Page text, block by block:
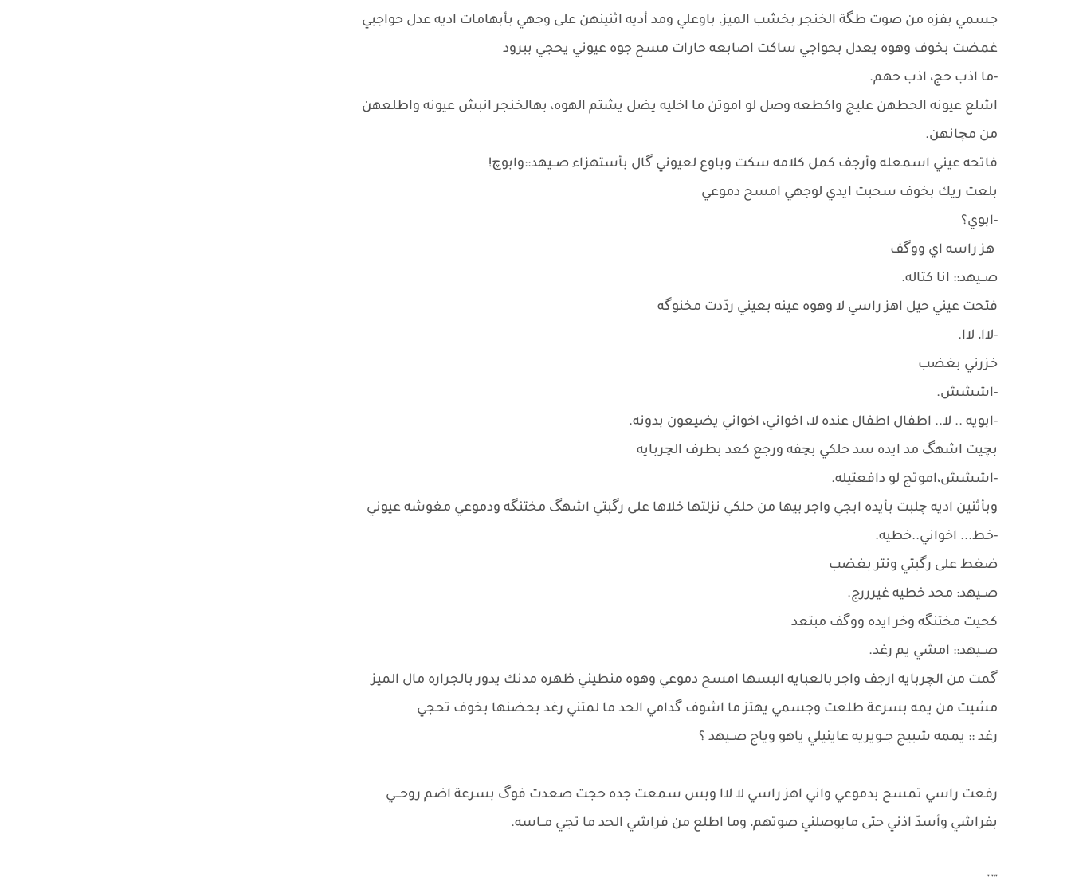
جسمي بفزه من صوت طگة الخنجر بخشب الميز، باوعلي ومد أديه اثنينهن على وجهي بأبهامات اديه عدل حواجبي
غمضت بخوف وهوه يعدل بحواجي ساكت اصابعه حارات مسح جوه عيوني يحجي ببرود
-ما اذب حج، اذب حهم.
اشلع عيونه الحطهن عليج واكطعه وصل لو اموتن ما اخليه يضل يشتم الهوه، بهالخنجر انبش عيونه واطلعهن
من مچانهن.
فاتحه عيني اسمعله وأرجف كمل كلامه سكت وباوع لعيوني گال بأستهزاء صــيهد::وابوچ!
بلعت ريك بخوف سحبت ايدي لوجهي امسح دموعي
-ابوي؟
هز راسه اي ووگف
صــيهد:: انا كتاله.
فتحت عيني حيل اهز راسي لا وهوه عينه بعيني ردّدت مخنوگه
-لاا، لاا.
خزرني بغضب
-اششش.
-ابويه .. لا.. اطفال اطفال عنده لا، اخواني، اخواني يضيعون بدونه.
بچيت اشهگ مد ايده سد حلكي بچفه ورجع كعد بطرف الچربايه
-اششش،اموتج لو دافعتيله.
وبأثنين اديه چلبت بأيده ابجي واجر بيها من حلكي نزلتها خلاها على رگبتي اشهگ مختنگه ودموعي مغوشه عيوني
-خط... اخواني..خطيه.
ضغط على رگبتي ونتر بغضب
صــيهد: محد خطيه غيرررج.
كحيت مختنگه وخر ايده ووگف مبتعد
صــيهد:: امشي يم رغد.
گمت من الچربايه ارجف واجر بالعبايه البسها امسح دموعي وهوه منطيني ظهره مدنك يدور بالجراره مال الميز
مشيت من يمه بسرعة طلعت وجسمي يهتز ما اشوف گدامي الحد ما لمتني رغد بحضنها بخوف تحجي
رغد :: يممه شبيج جــويريه عاينيلي ياهو وياج صــيهد ؟
رفعت راسي تمسح بدموعي واني اهز راسي لا لاا وبس سمعت جده حجت صعدت فوگ بسرعة اضم روحـــي
بفراشي وأسدّ اذني حتى مايوصلني صوتهم، وما اطلع من فراشي الحد ما تجي مــاسه.